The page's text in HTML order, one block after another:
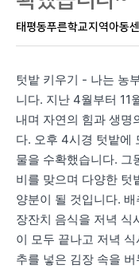
태평동푸른학교지역아동
텃밭 키우기 - 나는 농
니다. 지난 4월부터 11
내며 자연의 힘과 생명
다. 오후 4시경 텃밭에
물을 수확했습니다. 그
비를 맞으며 다양한 텃
양분이 될 것입니다.
장잔치 음식을 저녁 식
이 모두 끝나고 저녁
추를 넣은 김장 속을